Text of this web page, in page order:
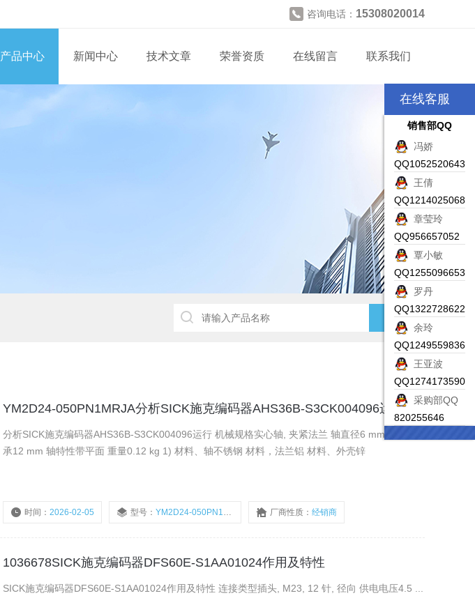
咨询电话： 15308020014
产品中心 新闻中心 技术文章 荣誉资质 在线留言 联系我们
YM2D24-050PN1MRJA分析SICK施克编码器AHS36B-S3CK004096运行
分析SICK施克编码器AHS36B-S3CK004096运行 机械规格实心轴, 夹紧法兰 轴直径6 mm 直线轴
承12 mm 轴特性带平面 重量0.12 kg 1) 材料、轴不锈钢 材料，法兰铝 材料、外壳锌
时间：2026-02-05 型号：YM2D24-050PN1MRJA 厂商性质：经销商
1036678SICK施克编码器DFS60E-S1AA01024作用及特性
SICK施克编码器DFS60E-S1AA01024作用及特性 连接类型插头, M23, 12 针, 径向 供电电压4.5 ...
在线客服
销售部QQ
冯娇
QQ1052520643
王倩
QQ1214025068
章莹玲
QQ956657052
覃小敏
QQ1255096653
罗丹
QQ1322728622
余玲
QQ1249559836
王亚波
QQ1274173590
采购部QQ
820255646